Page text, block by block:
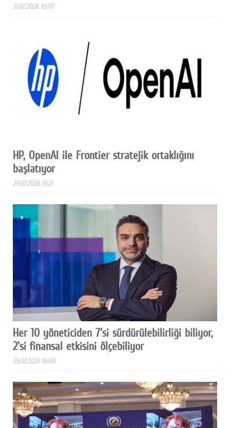
31.07.2026 15:00
HP, OpenAI ile Frontier stratejik ortaklığını
başlatıyor
29.07.2026 16:21
Her 10 yöneticiden 7'si sürdürülebilirliği biliyor,
2'si finansal etkisini ölçebiliyor
29.07.2026 16:00